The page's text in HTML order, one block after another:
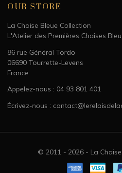
OUR STORE
La Chaise Bleue Collection
L'Atelier des Premières Chaises
86 rue Général Tordo
06690 Tourrette-Levens
France
Appelez-nous : 04 93 801 401
Écrivez-nous :
© 2011 - 2026 - La